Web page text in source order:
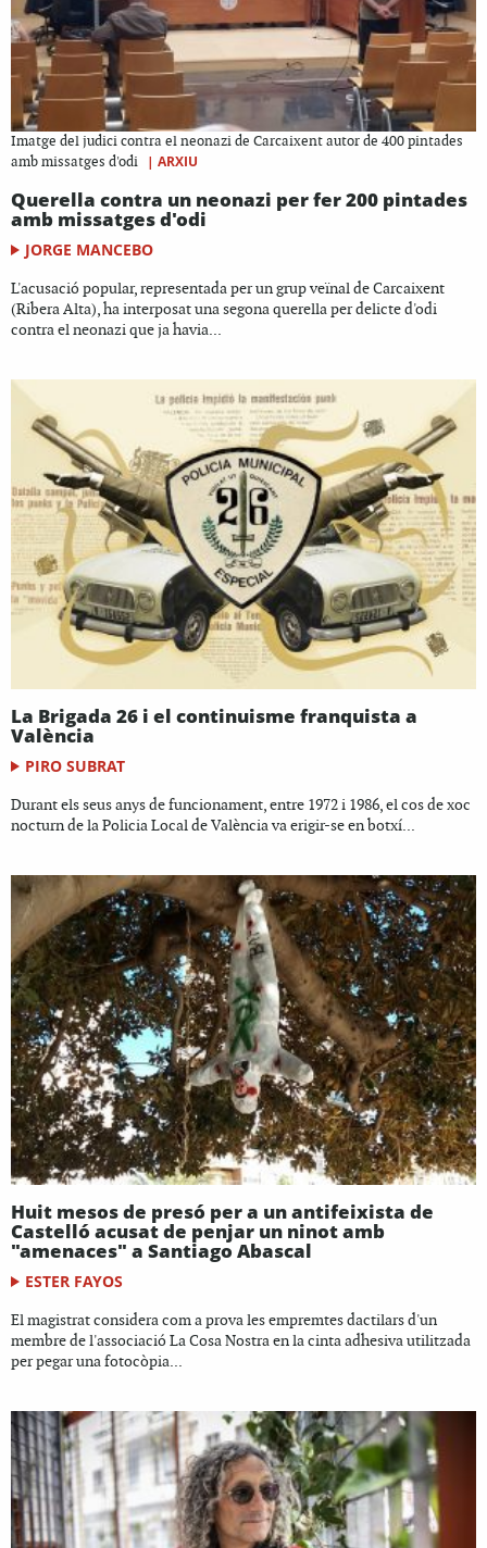
Imatge del judici contra el neonazi de Carcaixent autor de 400 pintades
amb missatges d'odi
| ARXIU
Querella contra un neonazi per fer 200 pintades
amb missatges d'odi
JORGE MANCEBO
L'acusació popular, representada per un grup veïnal de Carcaixent
(Ribera Alta), ha interposat una segona querella per delicte d'odi
contra el neonazi que ja havia...
La Brigada 26 i el continuisme franquista a
València
PIRO SUBRAT
Durant els seus anys de funcionament, entre 1972 i 1986, el cos de xoc
nocturn de la Policia Local de València va erigir-se en botxí...
Huit mesos de presó per a un antifeixista de
Castelló acusat de penjar un ninot amb
"amenaces" a Santiago Abascal
ESTER FAYOS
El magistrat considera com a prova les empremtes dactilars d'un
membre de l'associació La Cosa Nostra en la cinta adhesiva utilitzada
per pegar una fotocòpia...